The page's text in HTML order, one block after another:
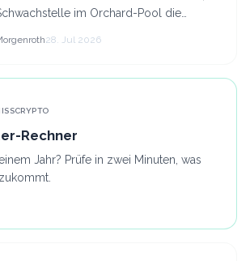
im Orchard-Pool die
ZEC-Token ermöglichte.
28. Jul 2026
Rechner
Jahr? Prüfe in zwei Minuten, was